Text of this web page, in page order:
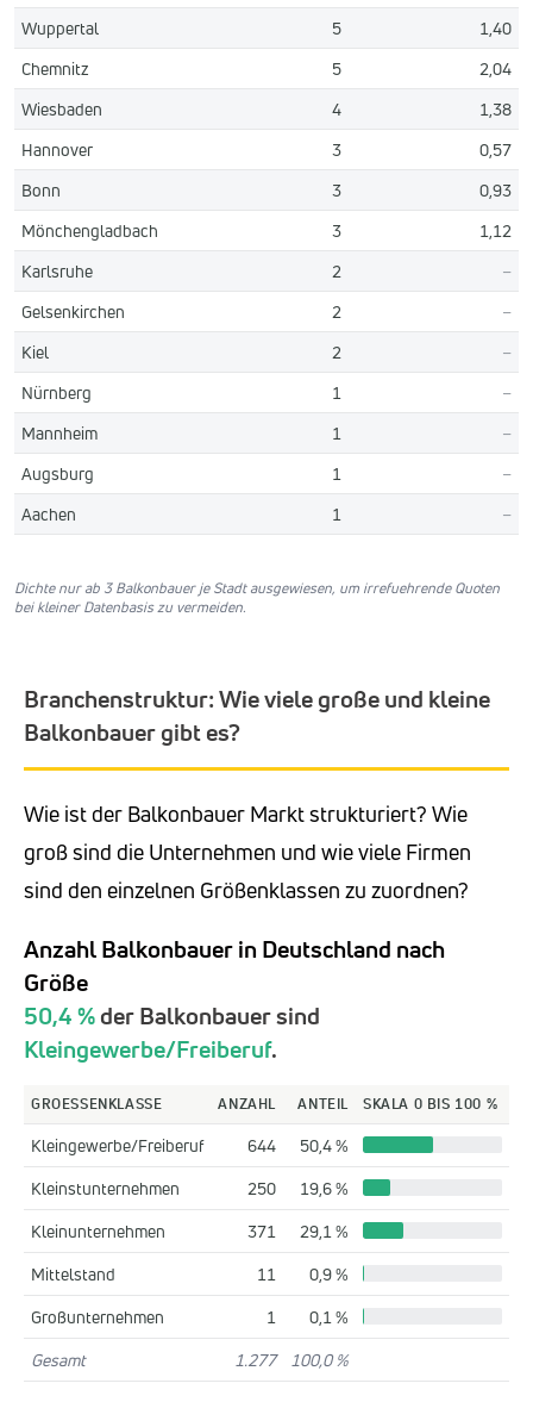
Wuppertal
5
1,40
Chemnitz
5
2,04
Wiesbaden
4
1,38
Hannover
3
0,57
Bonn
3
0,93
Mönchengladbach
3
1,12
Karlsruhe
2
–
Gelsenkirchen
2
–
Kiel
2
–
Nürnberg
1
–
Mannheim
1
–
Augsburg
1
–
Aachen
1 –
Dichte nur ab 3 Balkonbauer je Stadt ausgewiesen, um irrefuehrende Quoten
bei kleiner Datenbasis zu vermeiden.
Branchenstruktur: Wie viele große und kleine
Balkonbauer gibt es?
Wie ist der Balkonbauer Markt strukturiert? Wie
groß sind die Unternehmen und wie viele Firmen
sind den einzelnen Größenklassen zu zuordnen?
Anzahl Balkonbauer in Deutschland nach
Größe
50,4 %der Balkonbauer sind
Kleingewerbe/Freiberuf.
GROESSENKLASSE ANZAHL ANTEIL SKALA 0 BIS 100 %
Kleingewerbe/Freiberuf 644
50,4 %
Kleinstunternehmen
250
19,6 %
Kleinunternehmen
371
29,1 %
Mittelstand
11
0,9 %
Großunternehmen
1
0,1 %
Gesamt
1.277 100,0 %